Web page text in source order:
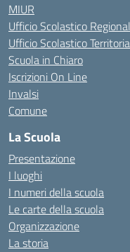
MIUR
Ufficio Scolastico
Ufficio Scolastico
Scuola in Chiaro
Iscrizioni On Line
Invalsi
Comune
La Scuola
Presentazione
I luoghi
I numeri della scuola
Le carte della scuola
Organizzazione
La storia